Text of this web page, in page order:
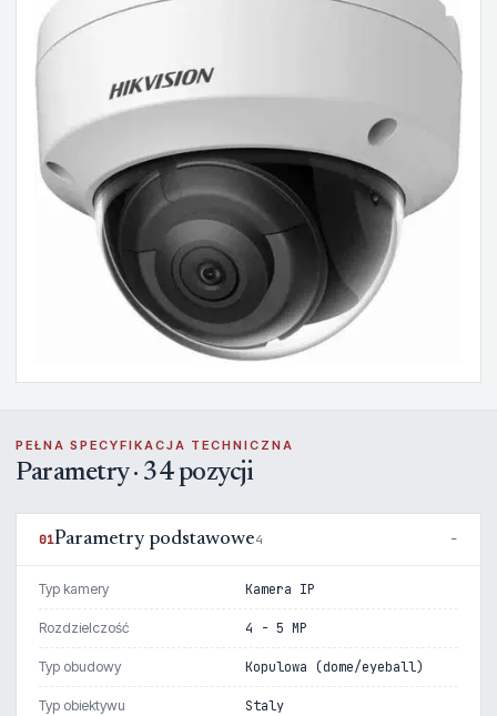
PEŁNA SPECYFIKACJA TECHNICZNA
Parametry · 34 pozycji
01Parametry podstawowe4
Typ kamery Kamera IP
Rozdzielczość 4 - 5 MP
Typ obudowy Kopulowa (dome/eyeball)
Typ obiektywu Staly